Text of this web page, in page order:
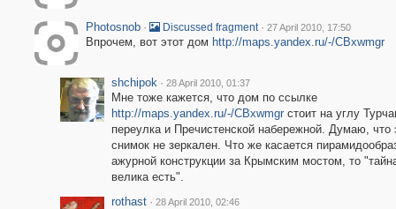
Photosnob · Discussed fragment · 27 April 2010, 17:50
Впрочем, вот этот дом http://maps.yandex.ru/-/CBxwmgr
shchipok · 28 April 2010, 01:37
Мне тоже кажется, что дом по ссылке
http://maps.yandex.ru/-/CBxwmgrстоит на углу
переулка и Пречистенской набережной. Думаю, что
снимок не зеркален. Что же касается
ажурной конструкции за Крымским мостом, то
велика есть".
rothast · 28 April 2010, 02:46